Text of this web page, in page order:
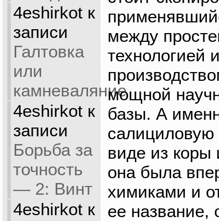
4eshirkotк
записи
Галтовка
или
камневаляние
4eshirkotк
записи
Борьба за
точность
— 2: Винт
4eshirkotк
между
технологией
мощной
базы. А
салициловую
виде из коры
она была
химиками и
ее название,